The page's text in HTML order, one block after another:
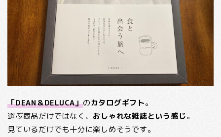
「DEAN＆DELUCA」のカタログギフト。
選ぶ商品だけではなく、 おしゃれな雑誌という感じ。
見ているだけでも十分に楽しめそうです。